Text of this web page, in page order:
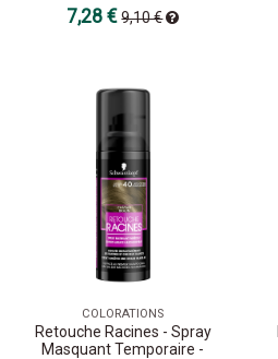
7,28 €9,10 €
COLORATIONS
Retouche Racines - Spray
Masquant Temporaire -